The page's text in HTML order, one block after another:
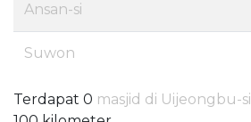
Ansan-si
Suwon
Terdapat 0 masjid di Uijeongbu-si